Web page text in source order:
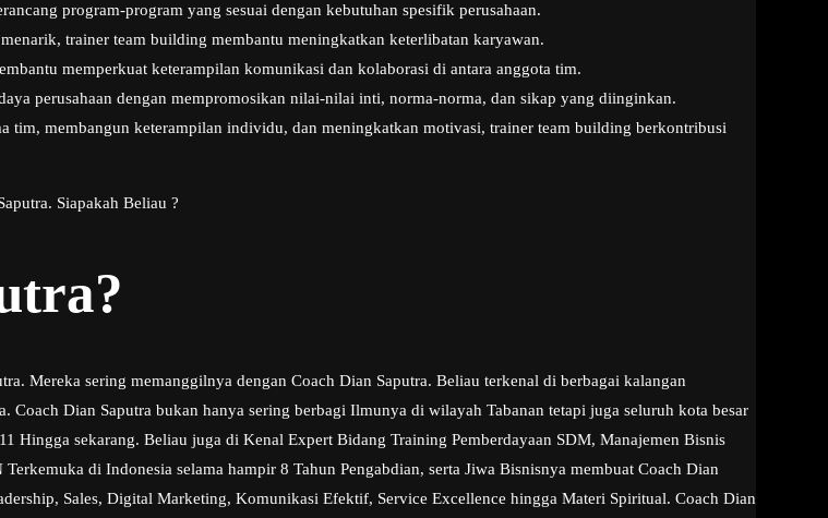
program-program yang sesuai dengan kebutuhan spesifik perusahaan.
trainer team building membantu meningkatkan keterlibatan karyawan.
memperkuat keterampilan komunikasi dan kolaborasi di antara anggota tim.
perusahaan dengan mempromosikan nilai-nilai inti, norma-norma, dan sikap yang diinginkan.
tim, membangun keterampilan individu, dan meningkatkan motivasi, trainer team building berkontribusi
Siapakah Beliau ?
Mereka sering memanggilnya dengan Coach Dian Saputra. Beliau terkenal di berbagai kalangan
Dian Saputra bukan hanya sering berbagi Ilmunya di wilayah Tabanan tetapi juga seluruh kota besar
sekarang. Beliau juga di Kenal Expert Bidang Training Pemberdayaan SDM, Manajemen Bisnis
di Indonesia selama hampir 8 Tahun Pengabdian, serta Jiwa Bisnisnya membuat Coach Dian
Sales, Digital Marketing, Komunikasi Efektif, Service Excellence hingga Materi Spiritual. Coach Dian